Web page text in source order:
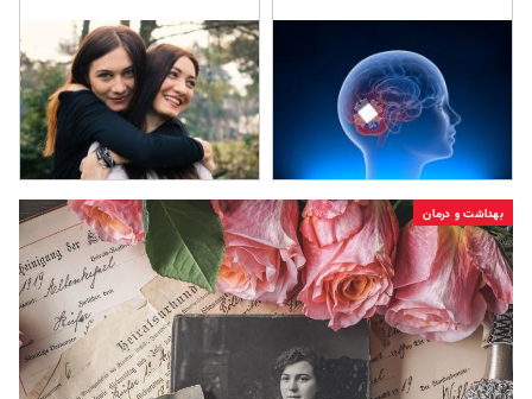
بهداشت و درمان